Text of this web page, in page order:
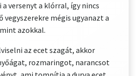
a versenyt a klórral, így nincs
vegyszerekre mégis ugyanazt a
azokkal.
az ecet szagát, akkor
rozmaringot, narancsot